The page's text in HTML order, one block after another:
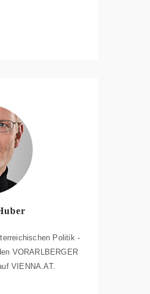
Politik -
VORARLBERGER
VIENNA.AT.